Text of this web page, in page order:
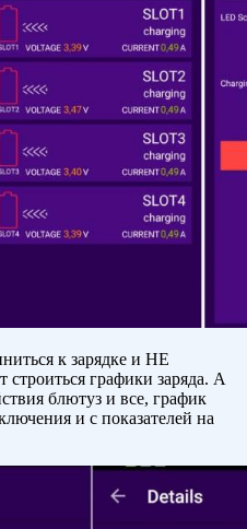
к зарядке и НЕ
графики заряда. А
блютуз и все, график
и с показателей на